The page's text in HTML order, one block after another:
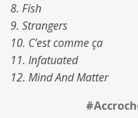
8. Fish
9. Strangers
10. C’est comme ça
11. Infatuated
12. Mind And Matter